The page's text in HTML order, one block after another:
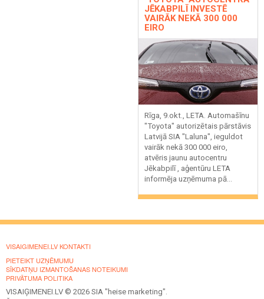
JĒKABPILĪ INVESTĒ
VAIRĀK NEKĀ 300 000
EIRO
Rīga, 9.okt., LETA. Automašīnu
"Toyota" autorizētais pārstāvis
Latvijā SIA "Laluna", ieguldot
vairāk nekā 300 000 eiro,
atvēris jaunu autocentru
Jēkabpilī , aģentūru LETA
informēja uzņēmuma pā...
VISAIGIMENEI.LV KONTAKTI
PIETEIKT UZŅĒMUMU
SĪKDATŅU IZMANTOŠANAS NOTEIKUMI
PRIVĀTUMA POLITIKA
VISAIĢIMENEI.LV © 2026 SIA "heise marketing".